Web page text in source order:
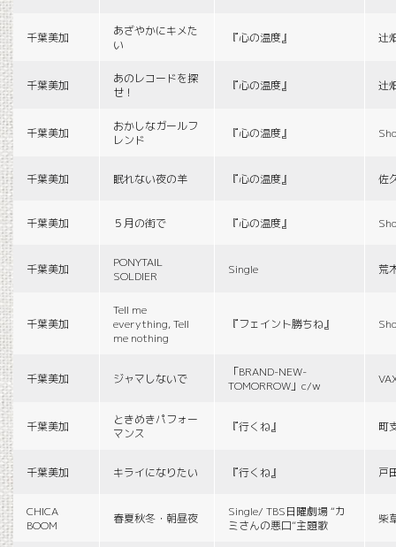
千葉美加
あざやかにキメた
い
『心の温度』 辻
千葉美加
あのレコードを探
せ！
『心の温度』 辻
千葉美加
おかしなガールフ
レンド
『心の温度』
千葉美加 眠れない夜の羊 『心の温度』 佐
千葉美加 ５月の街で 『心の温度』
千葉美加
PONYTAIL
SOLDIER
Single 荒
千葉美加
Tell me
everything, Tell
me nothing
『フェイント勝ちね』
千葉美加 ジャマしないで
「BRAND-NEW-
TOMORROW」c/w
千葉美加
ときめきパフォー
マンス
『行くね』 町
千葉美加 キライになりたい 『行くね』 戸
CHICA
BOOM
春夏秋冬・朝昼夜
Single/ TBS日曜劇場 “カ
ミさんの悪口”主題歌
柴